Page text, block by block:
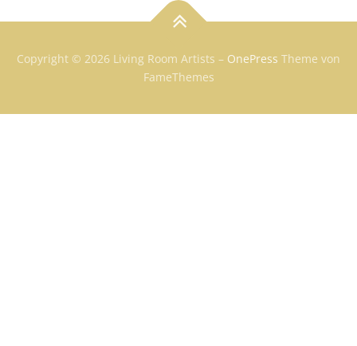
Copyright © 2026 Living Room Artists – OnePress Theme von
FameThemes